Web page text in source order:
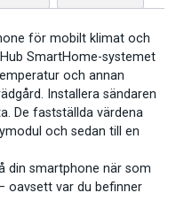
för mobilt klimat och
SmartHome-systemet
och annan
Installera sändaren
De fastställda värdena
och sedan till en
din smartphone när som
oavsett var du befinner